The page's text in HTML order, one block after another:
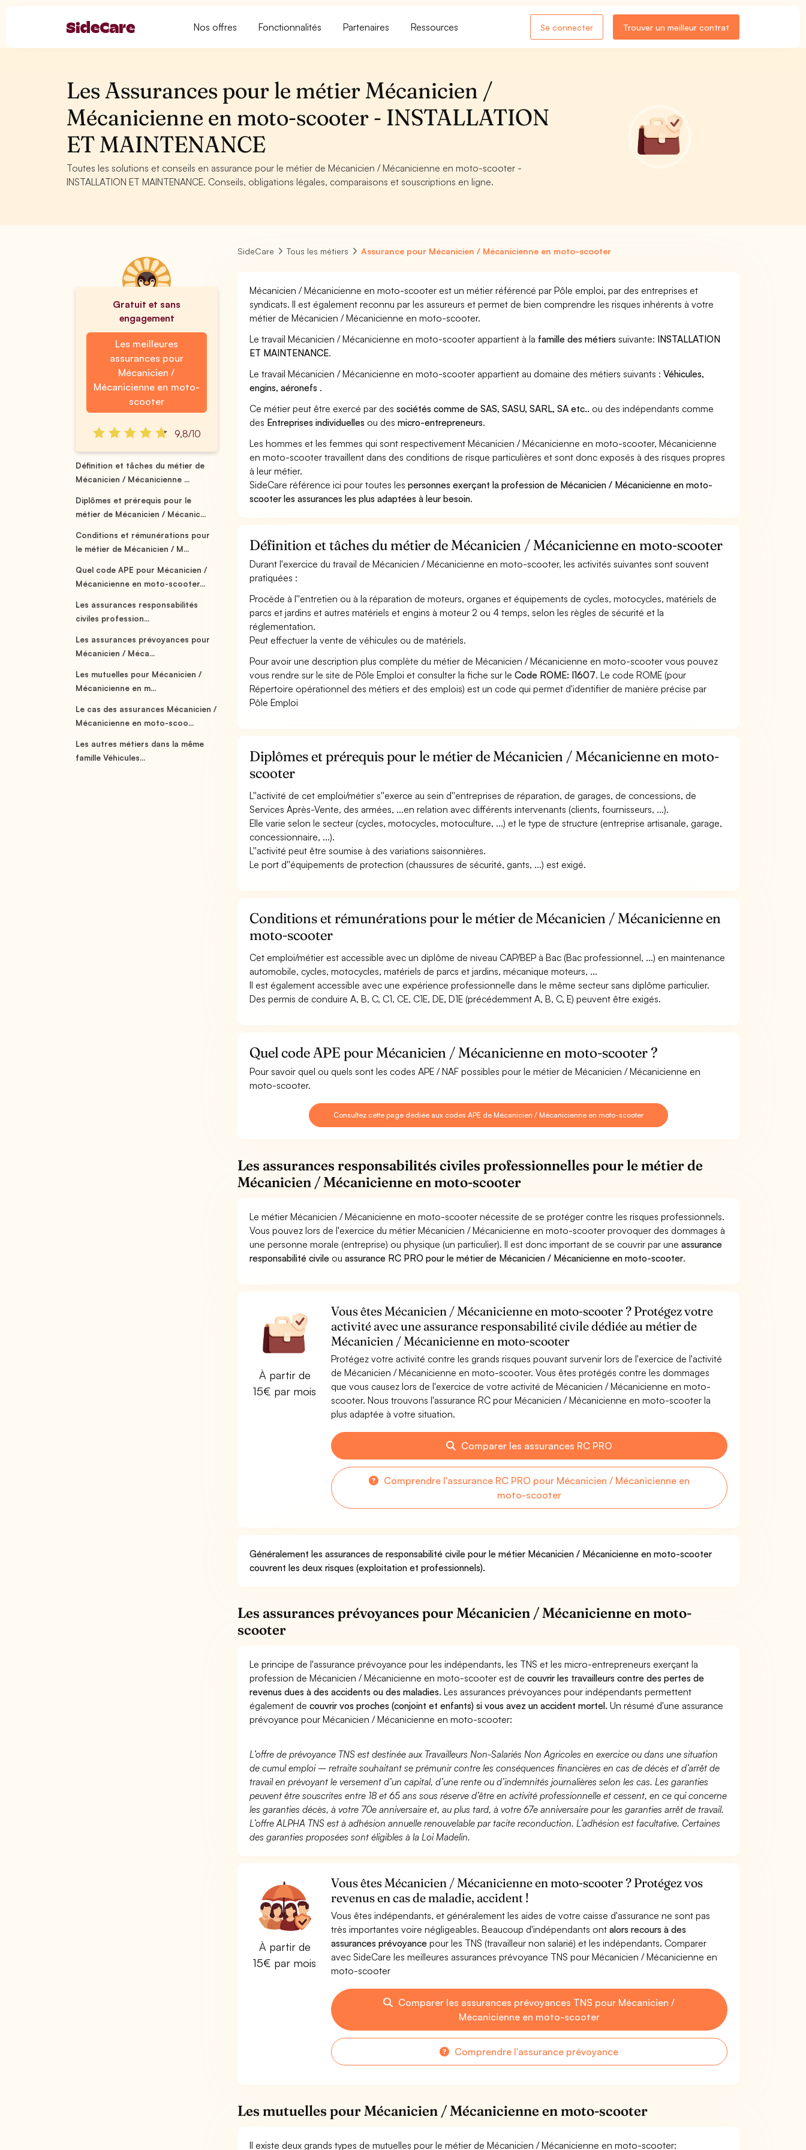
Nos offres Fonctionnalités Partenaires Ressources Se connecter Trouver un meilleur contrat
Les Assurances pour le métier Mécanicien /
Mécanicienne en moto-scooter - INSTALLATION
ET MAINTENANCE
Toutes les solutions et conseils en assurance pour le métier de Mécanicien / Mécanicienne en moto-scooter -
INSTALLATION ET MAINTENANCE. Conseils, obligations légales, comparaisons et souscriptions en ligne.
Gratuit et sans
engagement
Les meilleures
assurances pour
Mécanicien /
Mécanicienne en moto-
scooter
9,8/10
Définition et tâches du métier de
Mécanicien / Mécanicienne ...
Diplômes et prérequis pour le
métier de Mécanicien / Mécanic...
Conditions et rémunérations pour
le métier de Mécanicien / M...
Quel code APE pour Mécanicien /
Mécanicienne en moto-scooter...
Les assurances responsabilités
civiles profession...
Les assurances prévoyances pour
Mécanicien / Méca...
Les mutuelles pour Mécanicien /
Mécanicienne en m...
Le cas des assurances Mécanicien /
Mécanicienne en moto-scoo...
Les autres métiers dans la même
famille Véhicules...
SideCare Tous les métiers Assurance pour Mécanicien / Mécanicienne en moto-scooter
Mécanicien / Mécanicienne en moto-scooter est un métier référencé par Pôle emploi, par des entreprises et
syndicats. Il est également reconnu par les assureurs et permet de bien comprendre les risques inhérents à votre
métier de Mécanicien / Mécanicienne en moto-scooter.
Le travail Mécanicien / Mécanicienne en moto-scooter appartient à la famille des métiers suivante: INSTALLATION
ET MAINTENANCE.
Le travail Mécanicien / Mécanicienne en moto-scooter appartient au domaine des métiers suivants :Véhicules,
engins, aéronefs .
Ce métier peut être exercé par dessociétés comme de SAS, SASU, SARL, SA etc.. ou des indépendants comme
des Entreprises individuelles ou desmicro-entrepreneurs.
Les hommes et les femmes qui sont respectivement Mécanicien / Mécanicienne en moto-scooter, Mécanicienne
en moto-scooter travaillent dans des conditions de risque particulières et sont donc exposés à des risques propres
à leur métier.
SideCare référence ici pour toutes lespersonnes exerçant la profession de Mécanicien / Mécanicienne en moto-
scooter les assurances les plus adaptées à leur besoin.
Définition et tâches du métier de Mécanicien / Mécanicienne en moto-scooter
Durant l'exercice du travail de Mécanicien / Mécanicienne en moto-scooter, les activités suivantes sont souvent
pratiquées :
Procède à l''entretien ou à la réparation de moteurs, organes et équipements de cycles, motocycles, matériels de
parcs et jardins et autres matériels et engins à moteur 2 ou 4 temps, selon les règles de sécurité et la
réglementation.
Peut effectuer la vente de véhicules ou de matériels.
Pour avoir une description plus complète du métier de Mécanicien / Mécanicienne en moto-scooter vous pouvez
vous rendre sur le site de Pôle Emploi et consulter la fiche sur leCode ROME: I1607. Le code ROME (pour
Répertoire opérationnel des métiers et des emplois) est un code qui permet d'identifier de manière précise par
Pôle Emploi
Diplômes et prérequis pour le métier de Mécanicien / Mécanicienne en moto-
scooter
L''activité de cet emploi/métier s''exerce au sein d''entreprises de réparation, de garages, de concessions, de
Services Après-Vente, des armées, ...en relation avec différents intervenants (clients, fournisseurs, ...).
Elle varie selon le secteur (cycles, motocycles, motoculture, ...) et le type de structure (entreprise artisanale, garage,
concessionnaire, ...).
L''activité peut être soumise à des variations saisonnières.
Le port d''équipements de protection (chaussures de sécurité, gants, ...) est exigé.
Conditions et rémunérations pour le métier de Mécanicien / Mécanicienne en
moto-scooter
Cet emploi/métier est accessible avec un diplôme de niveau CAP/BEP à Bac (Bac professionnel, ...) en maintenance
automobile, cycles, motocycles, matériels de parcs et jardins, mécanique moteurs, ...
Il est également accessible avec une expérience professionnelle dans le même secteur sans diplôme particulier.
Des permis de conduire A, B, C, C1, CE, C1E, DE, D1E (précédemment A, B, C, E) peuvent être exigés.
Quel code APE pour Mécanicien / Mécanicienne en moto-scooter ?
Pour savoir quel ou quels sont les codes APE / NAF possibles pour le métier de Mécanicien / Mécanicienne en
moto-scooter.
Consultez cette page dédiée aux codes APE de Mécanicien / Mécanicienne en moto-scooter
Les assurances responsabilités civiles professionnelles pour le métier de
Mécanicien / Mécanicienne en moto-scooter
Le métier Mécanicien / Mécanicienne en moto-scooter nécessite de se protéger contre les risques professionnels.
Vous pouvez lors de l'exercice du métier Mécanicien / Mécanicienne en moto-scooter provoquer des dommages à
une personne morale (entreprise) ou physique (un particulier). Il est donc important de se couvrir par uneassurance
responsabilité civile ouassurance RC PRO pour le métier de Mécanicien / Mécanicienne en moto-scooter.
À partir de
15€ par mois
Vous êtes Mécanicien / Mécanicienne en moto-scooter ? Protégez votre
activité avec une assurance responsabilité civile dédiée au métier de
Mécanicien / Mécanicienne en moto-scooter
Protégez votre activité contre les grands risques pouvant survenir lors de l'exercice de l'activité
de Mécanicien / Mécanicienne en moto-scooter. Vous êtes protégés contre les dommages
que vous causez lors de l'exercice de votre activité de Mécanicien / Mécanicienne en moto-
scooter. Nous trouvons l'assurance RC pour Mécanicien / Mécanicienne en moto-scooter la
plus adaptée à votre situation.
Comparer les assurances RC PRO
Comprendre l'assurance RC PRO pour Mécanicien / Mécanicienne en
moto-scooter
Généralement les assurances de responsabilité civile pour le métier Mécanicien / Mécanicienne en moto-scooter
couvrent les deux risques (exploitation et professionnels).
Les assurances prévoyances pour Mécanicien / Mécanicienne en moto-
scooter
Le principe de l'assurance prévoyance pour les indépendants, les TNS et les micro-entrepreneurs exerçant la
profession de Mécanicien / Mécanicienne en moto-scooter est decouvrir les travailleurs contre des pertes de
revenus dues à des accidents ou des maladies. Les assurances prévoyances pour indépendants permettent
également decouvrir vos proches (conjoint et enfants) si vous avez un accident mortel. Un résumé d'une assurance
prévoyance pour Mécanicien / Mécanicienne en moto-scooter:
L’offre de prévoyance TNS est destinée aux Travailleurs Non-Salariés Non Agricoles en exercice ou dans une situation
de cumul emploi – retraite souhaitant se prémunir contre les conséquences financières en cas de décès et d’arrêt de
travail en prévoyant le versement d’un capital, d’une rente ou d’indemnités journalières selon les cas. Les garanties
peuvent être souscrites entre 18 et 65 ans sous réserve d’être en activité professionnelle et cessent, en ce qui concerne
les garanties décès, à votre 70e anniversaire et, au plus tard, à votre 67e anniversaire pour les garanties arrêt de travail.
L’offre ALPHA TNS est à adhésion annuelle renouvelable par tacite reconduction. L’adhésion est facultative. Certaines
des garanties proposées sont éligibles à la Loi Madelin.
À partir de
15€ par mois
Vous êtes Mécanicien / Mécanicienne en moto-scooter ? Protégez vos
revenus en cas de maladie, accident !
Vous êtes indépendants, et généralement les aides de votre caisse d'assurance ne sont pas
très importantes voire négligeables. Beaucoup d'indépendants ont alors recours à des
assurances prévoyancepour les TNS (travailleur non salarié) et les indépendants. Comparer
avec SideCare les meilleures assurances prévoyance TNS pour Mécanicien / Mécanicienne en
moto-scooter
Comparer les assurances prévoyances TNS pour Mécanicien /
Mécanicienne en moto-scooter
Comprendre l'assurance prévoyance
Les mutuelles pour Mécanicien / Mécanicienne en moto-scooter
Il existe deux grands types de mutuelles pour le métier de Mécanicien / Mécanicienne en moto-scooter: